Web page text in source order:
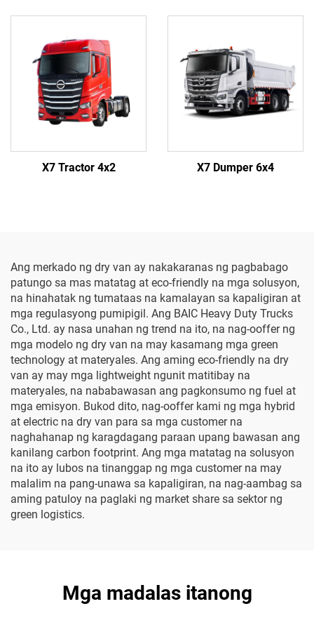
X7 Tractor 4x2 X7 Dumper 6x4
Ang merkado ng dry van ay nakakaranas ng pagbabago
patungo sa mas matatag at eco-friendly na mga solusyon,
na hinahatak ng tumataas na kamalayan sa kapaligiran at
mga regulasyong pumipigil. Ang BAIC Heavy Duty Trucks
Co., Ltd. ay nasa unahan ng trend na ito, na nag-ooffer ng
mga modelo ng dry van na may kasamang mga green
technology at materyales. Ang aming eco-friendly na dry
van ay may mga lightweight ngunit matitibay na
materyales, na nababawasan ang pagkonsumo ng fuel at
mga emisyon. Bukod dito, nag-ooffer kami ng mga hybrid
at electric na dry van para sa mga customer na
naghahanap ng karagdagang paraan upang bawasan ang
kanilang carbon footprint. Ang mga matatag na solusyon
na ito ay lubos na tinanggap ng mga customer na may
malalim na pang-unawa sa kapaligiran, na nag-aambag sa
aming patuloy na paglaki ng market share sa sektor ng
green logistics.
Mga madalas itanong